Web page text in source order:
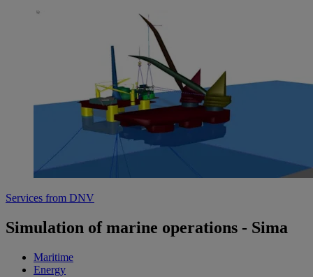
Services from DNV
Simulation of marine operations - Sima
Maritime
Energy